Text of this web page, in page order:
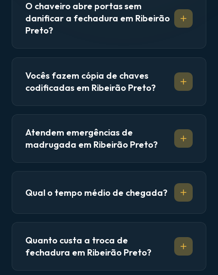
O chaveiro abre portas sem
danificar a fechadura em Ribeirão
Preto?
Vocês fazem cópia de chaves
codificadas em Ribeirão Preto?
Atendem emergências de
madrugada em Ribeirão Preto?
Qual o tempo médio de chegada?
Quanto custa a troca de
fechadura em Ribeirão Preto?